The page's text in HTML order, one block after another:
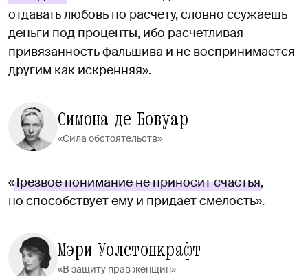
отдавать любовь по расчету, словно ссужаешь
деньги под проценты, ибо расчетливая
привязанность фальшива и не воспринимается
другим как искренняя».
Симона де Бовуар
«Сила обстоятельств»
«Трезвое понимание не приносит счастья,
но способствует ему и придает смелость».
Мэри Уолстонкрафт
«В защиту прав женщин»